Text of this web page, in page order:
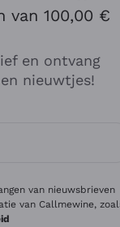
Gavi
van 100,00 €
en ontvang
nieuwtjes!
om
van nieuwsbrieven
van Callmewine,